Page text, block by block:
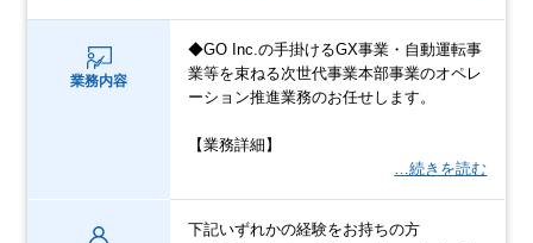
業務内容
◆GO Inc.の手掛けるGX事業・自動運転事
業等を束ねる次世代事業本部事業のオペレ
ーション推進業務のお任せします。
【業務詳細】
…続きを読む
下記いずれかの経験をお持ちの方